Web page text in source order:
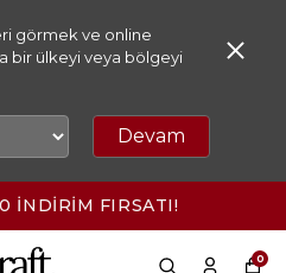
görmek ve online
bir ülkeyi veya bölgeyi
Devam
İNDİRİM FIRSATI!
0